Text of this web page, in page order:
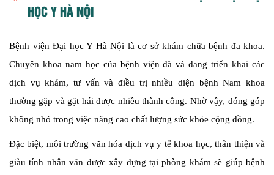
HỌC Y HÀ NỘI
Bệnh viện Đại học Y Hà Nội là cơ sở khám chữa bệnh đa khoa.
Chuyên khoa nam học của bệnh viện đã và đang triển khai các
dịch vụ khám, tư vấn và điều trị nhiều diện bệnh Nam khoa
thường gặp và gặt hái được nhiều thành công. Nhờ vậy, đóng góp
không nhỏ trong việc nâng cao chất lượng sức khỏe cộng đồng.
Đặc biệt, môi trường văn hóa dịch vụ y tế khoa học, thân thiện và
giàu tính nhân văn được xây dựng tại phòng khám sẽ giúp bệnh